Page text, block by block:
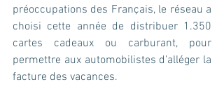
préoccupations des Français, le réseau a
choisi cette année de distribuer 1.350
cartes cadeaux ou carburant, pour
permettre aux automobilistes d’alléger la
facture des vacances.